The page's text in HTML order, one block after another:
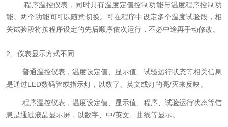
程序温控仪表，同时具有温度定值控制功能与温度程序控制功
能。两个功能间可以随意切换。可在程序中设定多个温度试验段，相
关试验段将按程序设定的先后顺序依次运行，不必中途再手动修改。
2、仪表显示方式不同
普通温控仪表，温度设定值、显示值、试验运行状态等相关信息
是通过LED数码管或指示灯，以数字、英文或灯的亮/灭来反映。
程序温控仪表，温度设定值、显示值、程序、试验运行状态等信
息是通过液晶显示屏，以数字、中/英文、曲线等显示。